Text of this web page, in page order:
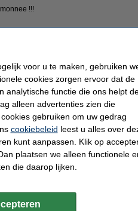
!!!
92%
multipack (zwart op wit, zwart
in huis, op kantoor of in uw magazijn
multipack (zwart op wit, zwart op
voor u te maken, gebruiken
cookies zorgen ervoor dat de
analytische functie die ons helpt
alleen advertenties zien die
gebruiken om uw gedrag
cookiebeleid leest u alles over
kunt aanpassen. Klik op
plaatsen we alleen functionele
die daarop lijken.